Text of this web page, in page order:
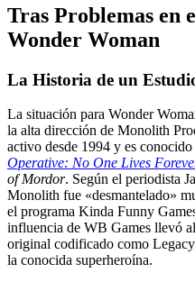
Tras Problemas en
Wonder Woman
La Historia de un
La situación para Wonder
la alta dirección de Monolith
activo desde 1994 y es
Operative: No One Lives
of Mordor. Según el periodista
Monolith fue «desmantelado»
el programa Kinda Funny
influencia de WB Games llevó
original codificado como
la conocida superheroína.